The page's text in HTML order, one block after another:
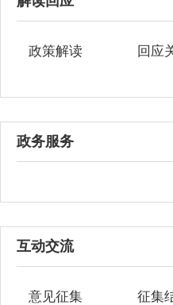
政策解读 回应
政务服务
互动交流
意见征集 征集